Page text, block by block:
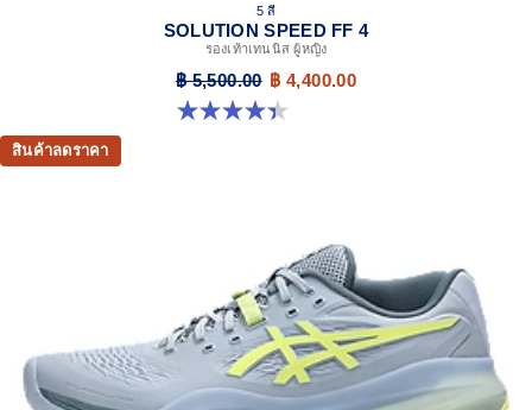
5 สี
SOLUTION SPEED FF 4
รองเท้าเทนนิส ผู้หญิง
฿ 5,500.00 ฿ 4,400.00
4.4 จาก 5 ดาว 15 รีวิว
สินค้าลดราคา